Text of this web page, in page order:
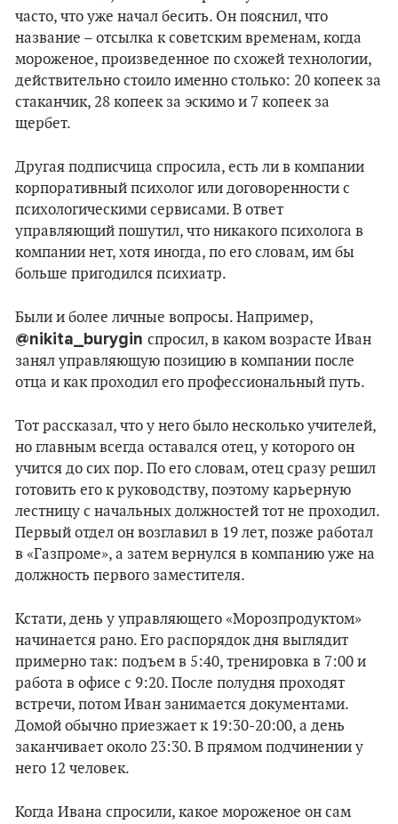
часто, что уже начал бесить. Он пояснил, что
название – отсылка к советским временам, когда
мороженое, произведенное по схожей технологии,
действительно стоило именно столько: 20 копеек за
стаканчик, 28 копеек за эскимо и 7 копеек за
щербет.
Другая подписчица спросила, есть ли в компании
корпоративный психолог или договоренности с
психологическими сервисами. В ответ
управляющий пошутил, что никакого психолога в
компании нет, хотя иногда, по его словам, им бы
больше пригодился психиатр.
Были и более личные вопросы. Например,
@nikita_burygin спросил, в каком возрасте Иван
занял управляющую позицию в компании после
отца и как проходил его профессиональный путь.
Тот рассказал, что у него было несколько учителей,
но главным всегда оставался отец, у которого он
учится до сих пор. По его словам, отец сразу решил
готовить его к руководству, поэтому карьерную
лестницу с начальных должностей тот не проходил.
Первый отдел он возглавил в 19 лет, позже работал
в «Газпроме», а затем вернулся в компанию уже на
должность первого заместителя.
Кстати, день у управляющего «Морозпродуктом»
начинается рано. Его распорядок дня выглядит
примерно так: подъем в 5:40, тренировка в 7:00 и
работа в офисе с 9:20. После полудня проходят
встречи, потом Иван занимается документами.
Домой обычно приезжает к 19:30-20:00, а день
заканчивает около 23:30. В прямом подчинении у
него 12 человек.
Когда Ивана спросили, какое мороженое он сам